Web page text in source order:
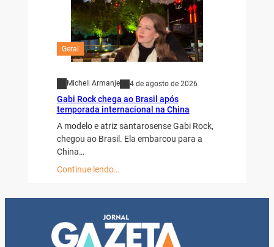
Geral
Micheli Armanje 4 de agosto de 2026
Gabi Rock chega ao Brasil após
temporada internacional na China
A modelo e atriz santarosense Gabi Rock,
chegou ao Brasil. Ela embarcou para a
China…
Continue lendo…